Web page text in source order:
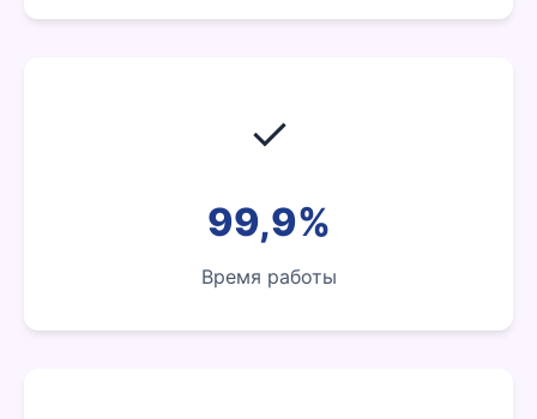
✓
99,9%
Время работы